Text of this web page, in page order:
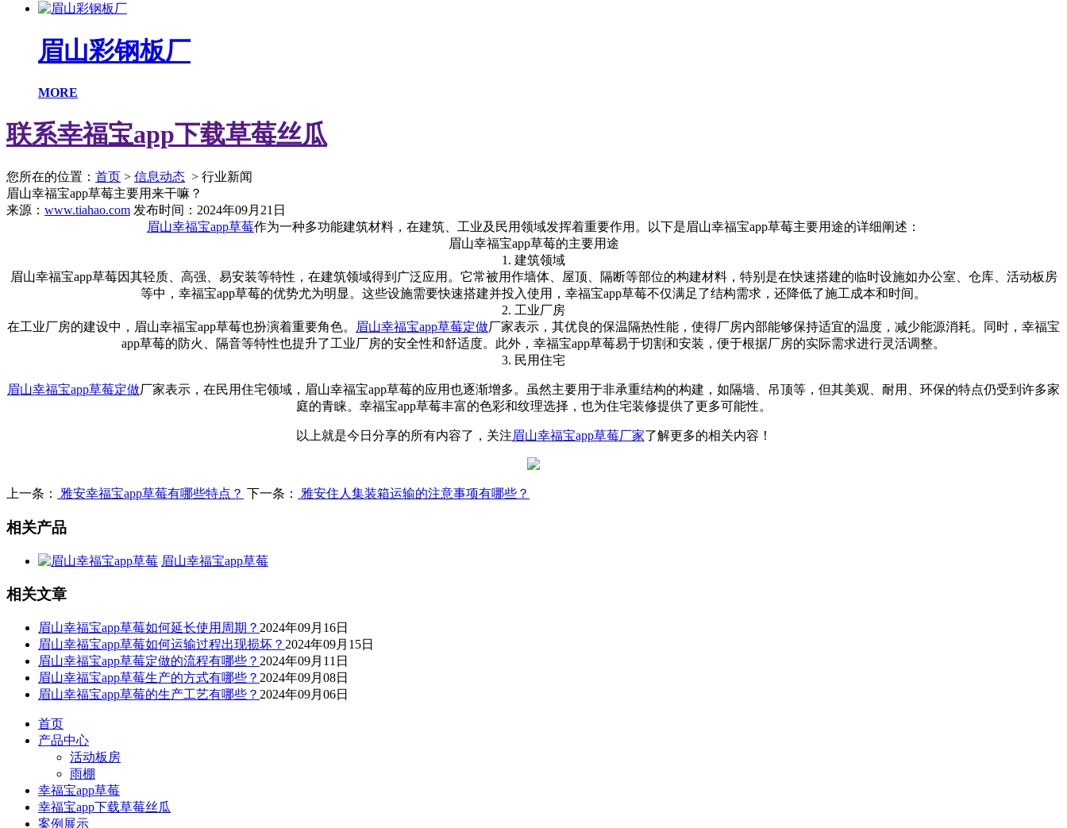
眉山彩钢板厂
MORE
联系幸福宝app下载草莓丝瓜
您所在的位置： 首页 > 信息动态 > 行业新闻
眉山幸福宝app草莓主要用来干嘛？
来源： www.tiahao.com 发布时间：2024年09月21日
眉山幸福宝app草莓作为一种多功能建筑材料，在建筑、工业及民用领域发挥着重要作用。以下是眉山幸福宝app草莓主要用途的详细阐述：
眉山幸福宝app草莓的主要用途
1. 建筑领域
眉山幸福宝app草莓因其轻质、高强、易安装等特性，在建筑领域得到广泛应用。它常被用作墙体、屋顶、隔断等部位的构建材料，特别是在快速搭建的临时设施如办公室、仓库、活动板房
等中，幸福宝app草莓的优势尤为明显。这些设施需要快速搭建并投入使用，幸福宝app草莓不仅满足了结构需求，还降低了施工成本和时间。
2. 工业厂房
在工业厂房的建设中，眉山幸福宝app草莓也扮演着重要角色。
眉山幸福宝app草莓定做厂家表示， 其优良的保温隔热性能，使得厂房内部能够保持适宜的温度，减少能源消耗。同时，幸福宝
app草莓的防火、隔音等特性也提升了工业厂房的安全性和舒适度。此外，幸福宝app草莓易于切割和安装，便于根据厂房的实际需求进行灵活调整。
3. 民用住宅
眉山幸福宝app草莓定做厂家表示， 在民用住宅领域，眉山幸福宝app草莓的应用也逐渐增多。虽然主要用于非承重结构的构建，如隔墙、吊顶等，但其美观、耐用、环保的特点仍受到许多家
庭的青睐。幸福宝app草莓丰富的色彩和纹理选择，也为住宅装修提供了更多可能性。
以上就是今日分享的所有内容了，关注眉山幸福宝app草莓厂家了解更多的相关内容！
上一条： 雅安幸福宝app草莓有哪些特点？ 下一条： 雅安住人集装箱运输的注意事项有哪些？
相关产品
眉山幸福宝app草莓
相关文章
眉山幸福宝app草莓如何延长使用周期？ 2024年09月16日
眉山幸福宝app草莓如何运输过程出现损坏？ 2024年09月15日
眉山幸福宝app草莓定做的流程有哪些？ 2024年09月11日
眉山幸福宝app草莓生产的方式有哪些？ 2024年09月08日
眉山幸福宝app草莓的生产工艺有哪些？ 2024年09月06日
首页
产品中心
活动板房
雨棚
幸福宝app草莓
幸福宝app下载草莓丝瓜
案例展示